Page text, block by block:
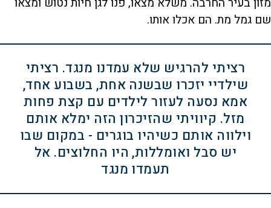
שם גמל מת. הם אכלו אותו.
רציתי להרגיש שלא עמדנו מנגד. רציתי
שילדיי יזכרו שבשנה אחת, בשבוע אחד,
אמא נסעה לעזור לילדים עם קצת פחות
מזל. קיוויתי שהזיכרון הזה ימלא אותם
וילווה אותם כשיהיו בוגרים - במקום שבו
יש סבל ואומללות, היו החלוצים. אל
תעמדו מנגד